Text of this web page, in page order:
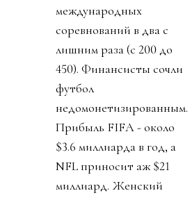
международных
соревнований в два с
лишним раза (с 200 до
450). Финансисты сочли
футбол
недомонетизированным.
Прибыль FIFA - около
$3.6 миллиарда в год, а
NFL приносит аж $21
миллиард. Женский